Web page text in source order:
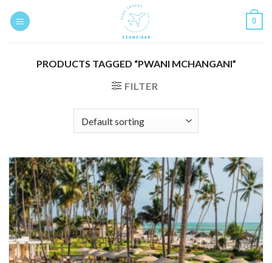
0
PRODUCTS TAGGED “PWANI MCHANGANI”
FILTER